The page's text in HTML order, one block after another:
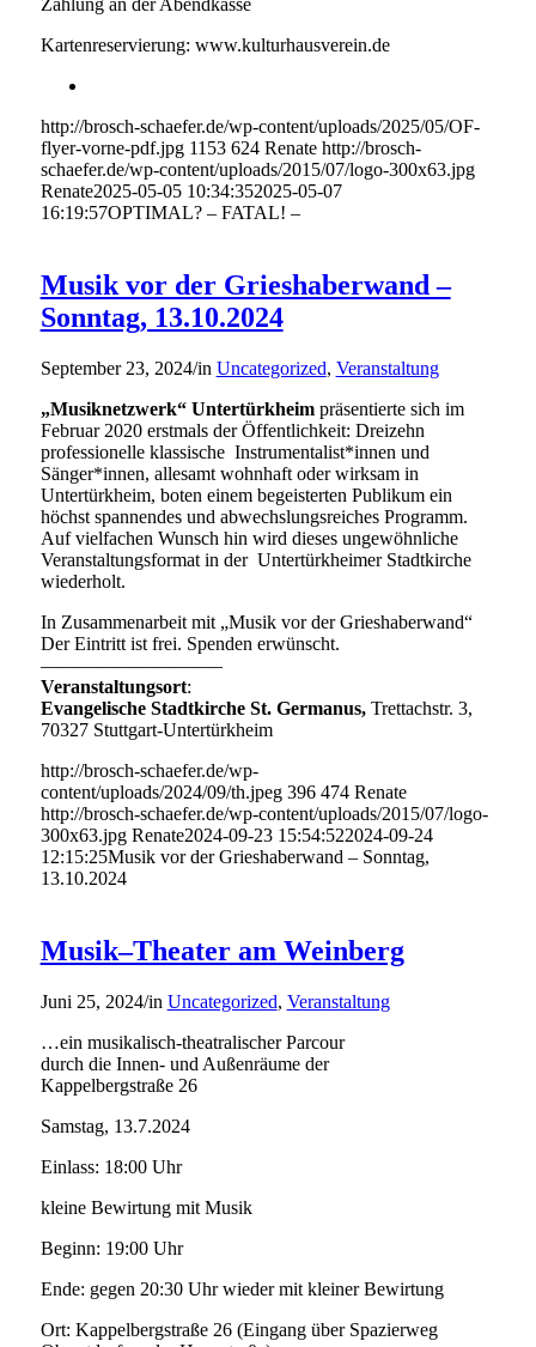
Zahlung an der Abendkasse
Kartenreservierung: www.kulturhausverein.de
http://brosch-schaefer.de/wp-content/uploads/2025/05/OF-
flyer-vorne-pdf.jpg 1153 624 Renate http://brosch-
schaefer.de/wp-content/uploads/2015/07/logo-300x63.jpg
Renate2025-05-05 10:34:352025-05-07
16:19:57OPTIMAL? – FATAL! –
Musik vor der Grieshaberwand –
Sonntag, 13.10.2024
September 23, 2024/in Uncategorized, Veranstaltung
„Musiknetzwerk“ Untertürkheimpräsentierte sich im
Februar 2020 erstmals der Öffentlichkeit: Dreizehn
professionelle klassische Instrumentalist*innen und
Sänger*innen, allesamt wohnhaft oder wirksam in
Untertürkheim, boten einem begeisterten Publikum ein
höchst spannendes und abwechslungsreiches Programm.
Auf vielfachen Wunsch hin wird dieses ungewöhnliche
Veranstaltungsformat in der Untertürkheimer Stadtkirche
wiederholt.
In Zusammenarbeit mit „Musik vor der Grieshaberwand“
Der Eintritt ist frei. Spenden erwünscht.
—————————–
Veranstaltungsort:
Evangelische Stadtkirche St. Germanus,Trettachstr. 3,
70327 Stuttgart-Untertürkheim
http://brosch-schaefer.de/wp-
content/uploads/2024/09/th.jpeg 396 474 Renate
http://brosch-schaefer.de/wp-content/uploads/2015/07/logo-
300x63.jpg Renate2024-09-23 15:54:522024-09-24
12:15:25Musik vor der Grieshaberwand – Sonntag,
13.10.2024
Musik–Theater am Weinberg
Juni 25, 2024/in Uncategorized, Veranstaltung
…ein musikalisch-theatralischer Parcour
durch die Innen- und Außenräume der
Kappelbergstraße 26
Samstag, 13.7.2024
Einlass: 18:00 Uhr
kleine Bewirtung mit Musik
Beginn: 19:00 Uhr
Ende: gegen 20:30 Uhr wieder mit kleiner Bewirtung
Ort: Kappelbergstraße 26 (Eingang über Spazierweg